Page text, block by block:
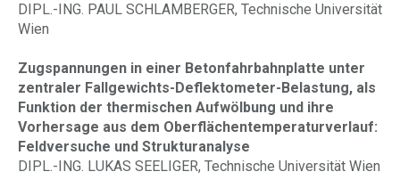
DIPL.-ING. PAUL SCHLAMBERGER, Technische Universität
Wien
Zugspannungen in einer Betonfahrbahnplatte unter
zentraler Fallgewichts-Deflektometer-Belastung, als
Funktion der thermischen Aufwölbung und ihre
Vorhersage aus dem Oberflächentemperaturverlauf:
Feldversuche und Strukturanalyse
DIPL.-ING. LUKAS SEELIGER, Technische Universität Wien